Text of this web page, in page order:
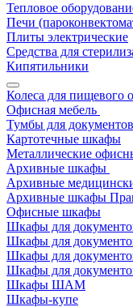
Тепловое
Печи
Плиты электрические
Средства для
Кипятильники
Колеса для пищевого
Офисная мебель
Тумбы для документов
Картотечные шкафы
Металлические
Архивные шкафы
Архивные
Архивные шкафы
Офисные шкафы
Шкафы для
Шкафы для
Шкафы для
Шкафы для
Шкафы ШАМ
Шкафы-купе